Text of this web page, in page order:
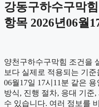
강동구하수구막
항목 2026년06월
양천구하수구막힘 조건을
보다 실제로 적용되는 기
06월17일 17시11분 같은
방식, 진행 절차, 응대 기준
수 있습니다. 여러 정보를